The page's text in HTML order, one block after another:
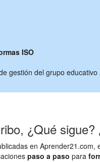
ISO
gestión del grupo
¿Qué
en Aprender21.com,
paso a paso para